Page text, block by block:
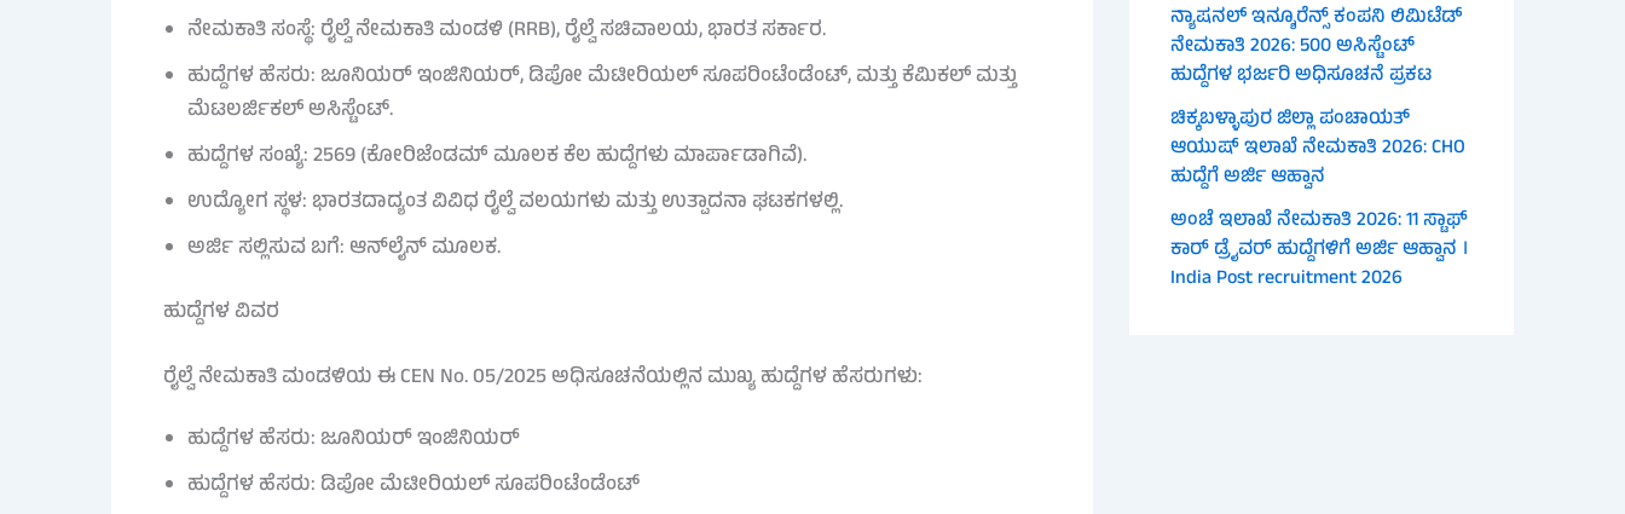
ನೇಮಕಾತಿ ಸಂಸ್ಥೆ: ರೈಲ್ವೆ ನೇಮಕಾತಿ ಮಂಡಳಿ (RRB), ರೈಲ್ವೆ ಸಚಿವಾಲಯ, ಭಾರತ ಸರ್ಕಾರ.
ಹುದ್ದೆಗಳ ಹೆಸರು: ಜೂನಿಯರ್ ಇಂಜಿನಿಯರ್, ಡಿಪೋ ಮೆಟೀರಿಯಲ್ ಸೂಪರಿಂಟೆಂಡೆಂಟ್, ಮತ್ತು ಕೆಮಿಕಲ್ ಮತ್ತು
ಮೆಟಲರ್ಜಿಕಲ್ ಅಸಿಸ್ಟೆಂಟ್.
ಹುದ್ದೆಗಳ ಸಂಖ್ಯೆ: 2569 (ಕೋರಿಜೆಂಡಮ್ ಮೂಲಕ ಕೆಲ ಹುದ್ದೆಗಳು ಮಾರ್ಪಾಡಾಗಿವೆ).
ಉದ್ಯೋಗ ಸ್ಥಳ: ಭಾರತದಾದ್ಯಂತ ವಿವಿಧ ರೈಲ್ವೆ ವಲಯಗಳು ಮತ್ತು ಉತ್ಪಾದನಾ ಘಟಕಗಳಲ್ಲಿ.
ಅರ್ಜಿ ಸಲ್ಲಿಸುವ ಬಗೆ: ಆನ್‌ಲೈನ್ ಮೂಲಕ.
ಹುದ್ದೆಗಳ ವಿವರ
ರೈಲ್ವೆ ನೇಮಕಾತಿ ಮಂಡಳಿಯ ಈ CEN No. 05/2025 ಅಧಿಸೂಚನೆಯಲ್ಲಿನ ಮುಖ್ಯ ಹುದ್ದೆಗಳ ಹೆಸರುಗಳು:
ಹುದ್ದೆಗಳ ಹೆಸರು: ಜೂನಿಯರ್ ಇಂಜಿನಿಯರ್
ಹುದ್ದೆಗಳ ಹೆಸರು: ಡಿಪೋ ಮೆಟೀರಿಯಲ್ ಸೂಪರಿಂಟೆಂಡೆಂಟ್
ನ್ಯಾಷನಲ್ ಇನ್ಶೂರೆನ್ಸ್ ಕಂಪನಿ ಲಿಮಿಟೆಡ್
ನೇಮಕಾತಿ 2026: 500 ಅಸಿಸ್ಟೆಂಟ್
ಹುದ್ದೆಗಳ ಭರ್ಜರಿ ಅಧಿಸೂಚನೆ ಪ್ರಕಟ
ಚಿಕ್ಕಬಳ್ಳಾಪುರ ಜಿಲ್ಲಾ ಪಂಚಾಯತ್
ಆಯುಷ್ ಇಲಾಖೆ ನೇಮಕಾತಿ 2026: CHO
ಹುದ್ದೆಗೆ ಅರ್ಜಿ ಆಹ್ವಾನ
ಅಂಚೆ ಇಲಾಖೆ ನೇಮಕಾತಿ 2026: 11 ಸ್ಟಾಫ್
ಕಾರ್ ಡ್ರೈವರ್ ಹುದ್ದೆಗಳಿಗೆ ಅರ್ಜಿ ಆಹ್ವಾನ ।
India Post recruitment 2026